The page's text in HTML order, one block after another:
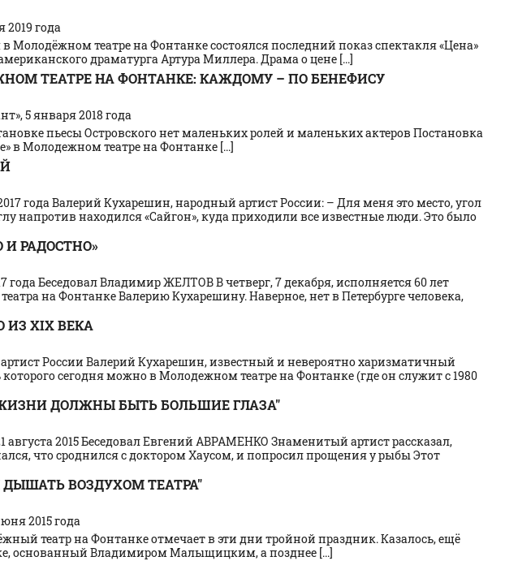
года
театре на Фонтанке состоялся последний показ спектакля «Цена»
драматурга Артура Миллера. Драма о цене [...]
ТЕАТРЕ НА ФОНТАНКЕ: КАЖДОМУ – ПО БЕНЕФИСУ
5 января 2018 года
пьесы Островского нет маленьких ролей и маленьких актеров Постановка
в Молодежном театре на Фонтанке [...]
года Валерий Кухарешин, народный артист России: – Для меня это место, угол
напротив находился «Сайгон», куда приходили все известные люди. Это было
РАДОСТНО»
года Беседовал Владимир ЖЕЛТОВ В четверг, 7 декабря, исполняется 60 лет
на Фонтанке Валерию Кухарешину. Наверное, нет в Петербурге человека,
XIX ВЕКА
России Валерий Кухарешин, известный и невероятно харизматичный
которого сегодня можно в Молодежном театре на Фонтанке (где он служит с 1980
ДОЛЖНЫ БЫТЬ БОЛЬШИЕ ГЛАЗА"
августа 2015 Беседовал Евгений АВРАМЕНКО Знаменитый артист рассказал,
что сроднился с доктором Хаусом, и попросил прощения у рыбы Этот
ВОЗДУХОМ ТЕАТРА"
2015 года
театр на Фонтанке отмечает в эти дни тройной праздник. Казалось, ещё
основанный Владимиром Малыщицким, а позднее [...]